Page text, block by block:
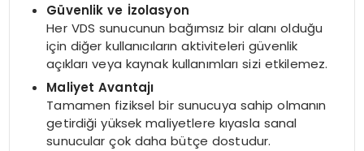
Güvenlik ve İzolasyon
Her VDS sunucunun bağımsız bir alanı olduğu
için diğer kullanıcıların aktiviteleri güvenlik
açıkları veya kaynak kullanımları sizi etkilemez.
Maliyet Avantajı
Tamamen fiziksel bir sunucuya sahip olmanın
getirdiği yüksek maliyetlere kıyasla sanal
sunucular çok daha bütçe dostudur.